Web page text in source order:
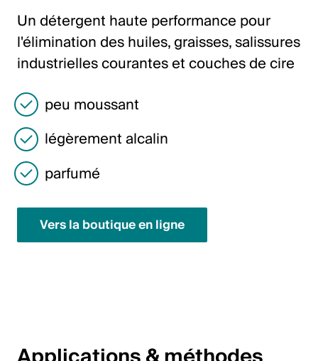
Français
Italiano
Autriche
Deutsch
English
Allemagne
Deutsch
Svenska
Un détergent haute performance pour
l'élimination des huiles, graisses, salissures
industrielles courantes et couches de cire
peu moussant
légèrement alcalin
parfumé
Vers la boutique en ligne